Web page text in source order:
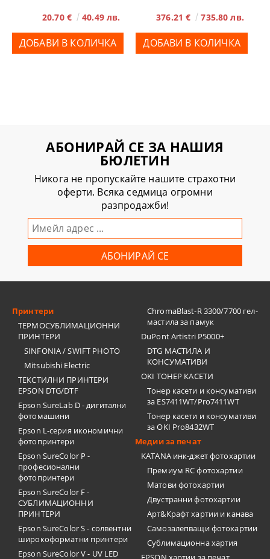
20.70 € 40.49 лв. 376.21 € 735.80 лв.
АБОНИРАЙ СЕ ЗА НАШИЯ
БЮЛЕТИН
Никога не пропускайте нашите страхотни
оферти. Всяка седмица огромни
разпродажби!
Принтери
ТЕРМОСУБЛИМАЦИОННИ
ПРИНТЕРИ
SINFONIA / SWIFT PHOTO
Mitsubishi Electric
ТЕКСТИЛНИ ПРИНТЕРИ
EPSON DTG/DTF
Epson SureLab D - дигитални
фотомашини
Epson L-серия икономични
фотопринтери
Epson SureColor P -
професионални
фотопринтери
Epson SureColor F -
СУБЛИМАЦИОННИ
ПРИНТЕРИ
Epson SureColor S - солвентни
широкоформатни принтери
Epson SureColor V - UV LED
ChromaBlast-R 3300/7700 гел-
мастила за памук
DuPont Artistri P5000+
DTG МАСТИЛА И
КОНСУМАТИВИ
OKI ТОНЕР КАСЕТИ
Тонер касети и консумативи
за ES7411WT/Pro7411WT
Тонер касети и консумативи
за OKI Pro8432WT
Медии за печат
KATANA инк-джет фотохартии
Премиум RC фотохартии
Матови фотохартии
Двустранни фотохартии
Арт&Крафт хартии и канава
Самозалепващи фотохартии
Сублимационна хартия